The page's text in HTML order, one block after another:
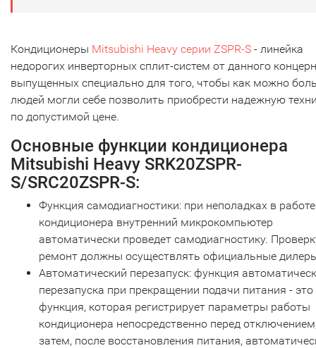
Кондиционеры Mitsubishi Heavy серии ZSPR-S - линейка
недорогих инверторных сплит-систем от данного
выпущенных специально для того, чтобы как можно
людей могли себе позволить приобрести надежную
по допустимой цене.
Основные функции кондиционера
Mitsubishi Heavy SRK20ZSPR-
S/SRC20ZSPR-S:
Функция самодиагностики: при неполадках в работе
кондиционера внутренний микрокомпьютер
автоматически проведет самодиагностику.
ремонт должны осуществлять официальные
Автоматический перезапуск: функция
перезапуска при прекращении подачи питания - это
функция, которая регистрирует параметры работы
кондиционера непосредственно перед
затем, после восстановления питания,